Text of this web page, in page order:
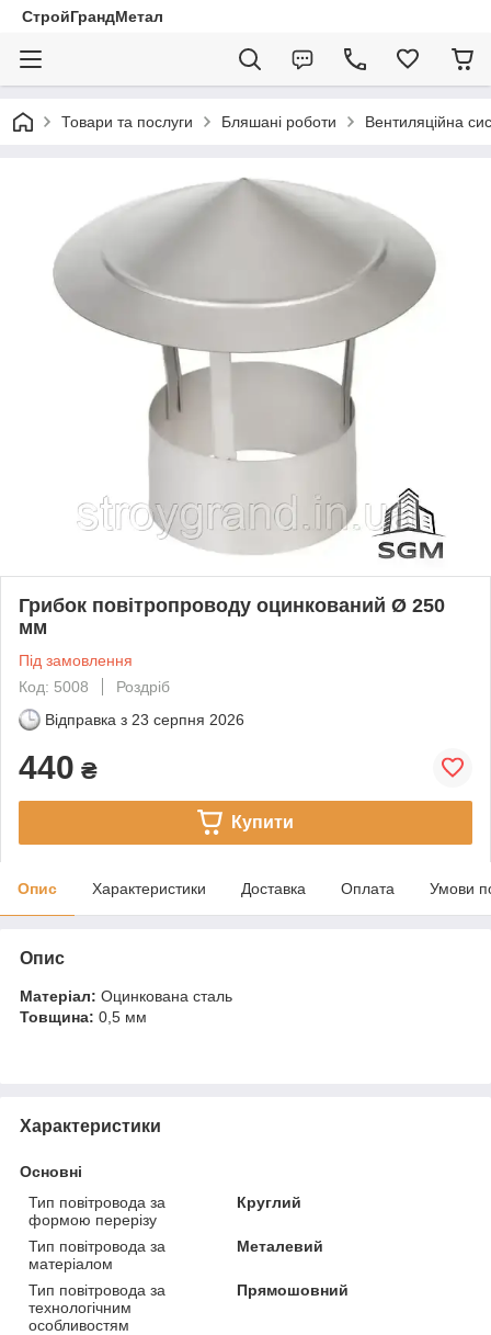
СтройГрандМетал
Товари та послуги Бляшані роботи Вентиляційна
Грибок повітропроводу оцинкований Ø 250
мм
Під замовлення
Код: 5008
Роздріб
Відправка з 23 серпня 2026
440 ₴
Купити
Опис Характеристики Доставка Оплата Умови
Опис
Матеріал: Оцинкована сталь
Товщина: 0,5 мм
Характеристики
Основні
Тип повітровода за
формою перерізу
Круглий
Тип повітровода за
матеріалом
Металевий
Тип повітровода за
технологічним
особливостям
Прямошовний